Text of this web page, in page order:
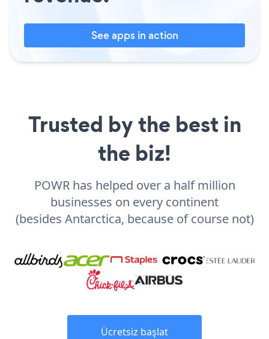
See apps in action
Trusted by the best in
the biz!
POWR has helped over a half million
businesses on every continent
(besides Antarctica, because of course not)
Ücretsiz başlat